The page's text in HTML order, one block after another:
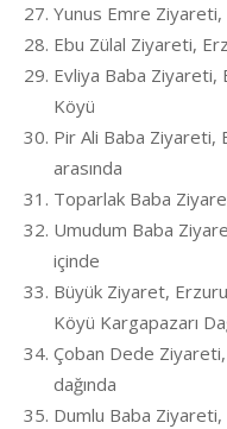
Yunus Emre
Ebu Zülal Ziyareti,
Evliya Baba
Köyü
Pir Ali Baba Ziyareti,
arasında
Toparlak Baba
Umudum Baba
içinde
Büyük Ziyaret,
Köyü Kargapazarı
Çoban Dede
dağında
Dumlu Baba